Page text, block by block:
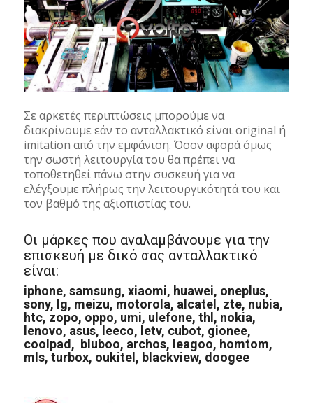
Σε αρκετές περιπτώσεις μπορούμε να
διακρίνουμε εάν το ανταλλακτικό είναι original ή
imitation από την εμφάνιση. Όσον αφορά όμως
την σωστή λειτουργία του θα πρέπει να
τοποθετηθεί πάνω στην συσκευή για να
ελέγξουμε πλήρως την λειτουργικότητά του και
τον βαθμό της αξιοπιστίας του.
Οι μάρκες που αναλαμβάνουμε για την
επισκευή με δικό σας ανταλλακτικό
είναι:
iphone, samsung, xiaomi, huawei, oneplus,
sony, lg, meizu, motorola, alcatel, zte, nubia,
htc, zopo, oppo, umi, ulefone, thl, nokia,
lenovo, asus, leeco, letv, cubot, gionee,
coolpad, bluboo, archos, leagoo, homtom,
mls, turbox, oukitel, blackview, doogee